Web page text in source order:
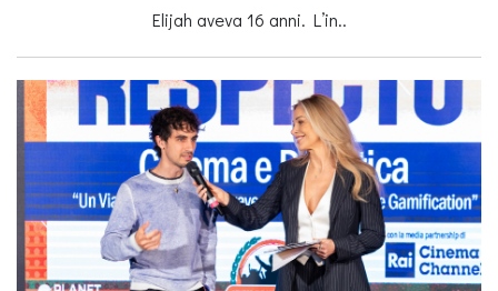
Elijah aveva 16 anni. L’in..